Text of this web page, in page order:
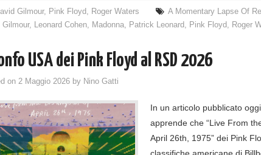
Gilmour, Pink Floyd Roger Waters A Momentary Lapse Of
Gilmour, Leonard Cohen Madonna Patrick Leonard Pink Floyd Roger
USA dei Pink Floyd al RSD 2026
on 2 Maggio 2026 by Nino Gatti
In un articolo pubblicato
apprende che “Live From
April 26th, 1975” dei Pink
classifiche americane di